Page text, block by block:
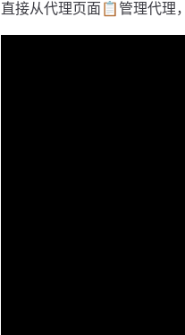
直接从代理页面📋管理代理